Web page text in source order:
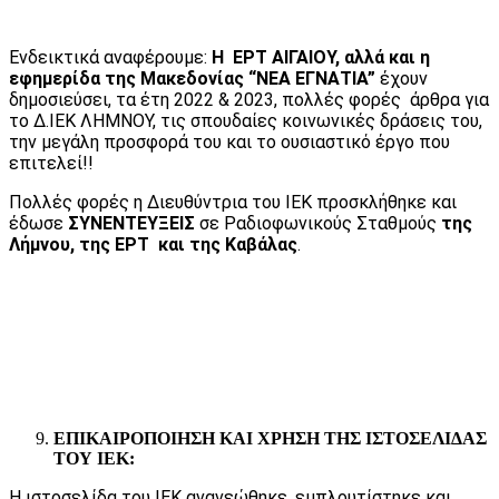
Ενδεικτικά αναφέρουμε: Η ΕΡΤ ΑΙΓΑΙΟΥ, αλλά και η
εφημερίδα της Μακεδονίας “ΝΕΑ ΕΓΝΑΤΙΑ” έχουν
δημοσιεύσει, τα έτη 2022 & 2023, πολλές φορές άρθρα για
το Δ.ΙΕΚ ΛΗΜΝΟΥ, τις σπουδαίες κοινωνικές δράσεις του,
την μεγάλη προσφορά του και το ουσιαστικό έργο που
επιτελεί!!
Πολλές φορές η Διευθύντρια του ΙΕΚ προσκλήθηκε και
έδωσε ΣΥΝΕΝΤΕΥΞΕΙΣ σε Ραδιοφωνικούς Σταθμούς της
Λήμνου, της ΕΡΤ και της Καβάλας.
ΕΠΙΚΑΙΡΟΠΟΙΗΣΗ ΚΑΙ ΧΡΗΣΗ ΤΗΣ ΙΣΤΟΣΕΛΙΔΑΣ
ΤΟΥ ΙΕΚ: